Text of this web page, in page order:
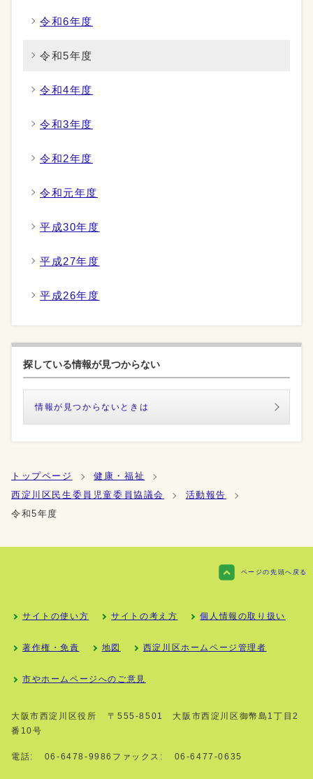
令和6年度
令和5年度
令和4年度
令和3年度
令和2年度
令和元年度
平成30年度
平成27年度
平成26年度
探している情報が見つからない
情報が見つからないときは
トップページ
健康・福祉
西淀川区民生委員児童委員協議会
活動報告
令和5年度
ページの先頭へ戻る
サイトの使い方 サイトの考え方 個人情報の取り扱い
著作権・免責 地図 西淀川区ホームページ管理者
市やホームページへのご意見
大阪市西淀川区役所
〒555-8501 大阪市西淀川区御幣島1丁目2
番10号
電話: 06-6478-9986 ファックス: 06-6477-0635